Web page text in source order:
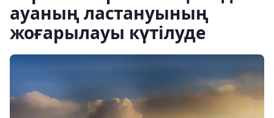
ауаның ластануының
жоғарылауы күтілуде